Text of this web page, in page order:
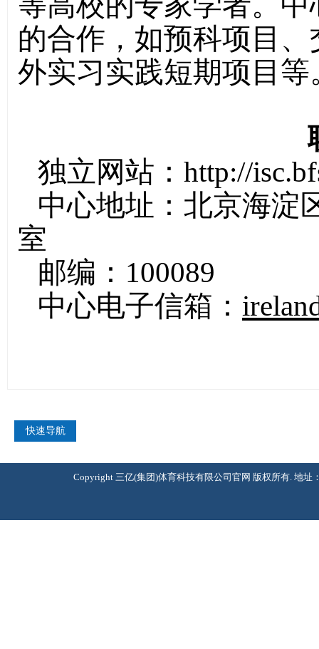
的合作，如预科项目
外实习实践短期项目等
独立网站： http://
中心地址：北京海淀
室
邮编：100089
中心电子信箱：
快速导航
Copyright 三亿(集团)体育科技有限公司官网 版权所有. 地